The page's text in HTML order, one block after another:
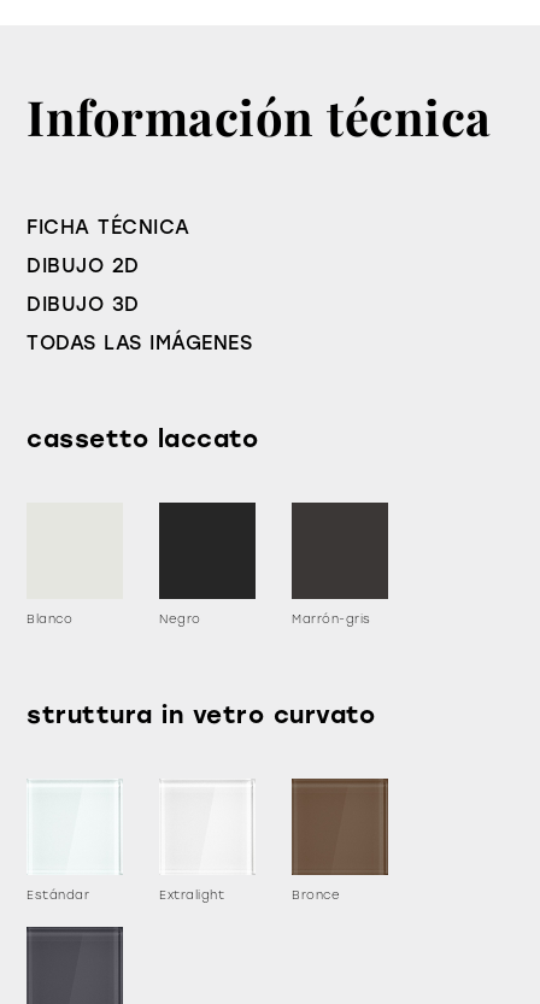
Información técnica
FICHA TÉCNICA
DIBUJO 2D
DIBUJO 3D
TODAS LAS IMÁGENES
cassetto laccato
Blanco Negro Marrón-gris
struttura in vetro curvato
Estándar Extralight Bronce